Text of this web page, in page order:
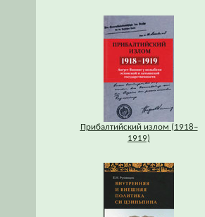
Прибалтийский излом (1918–
1919)